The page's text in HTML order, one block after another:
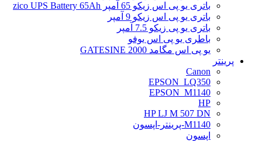
باتری یو پی اس زیکو 65 آمپر zico UPS Battery 65Ah
باتری یو پی اس زیکو 9 آمپر
باتری یو پی زیکو 7.5 آمپر
باطری یو پی اس یوفو
یو پی اس مگامد GATESINE 2000
پرینتر
Canon
EPSON_LQ350
EPSON_M1140
HP
HP LJ M 507 DN
M1140-پرینتر-اپسون
اپسون